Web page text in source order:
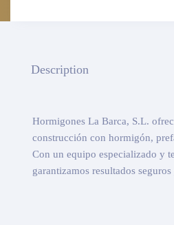
Description
Hormigones La Barca, S.L.
construcción con hormigón,
Con un equipo especializado y
garantizamos resultados